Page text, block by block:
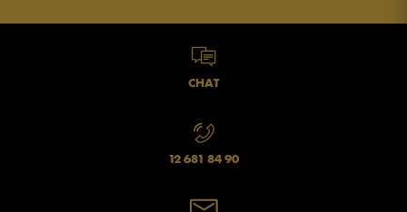
CHAT
12 681 84 90